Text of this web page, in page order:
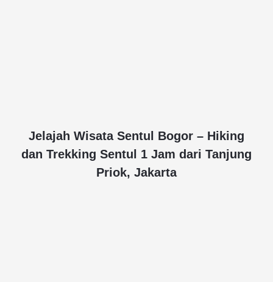
Jelajah Wisata Sentul Bogor – Hiking
dan Trekking Sentul 1 Jam dari Tanjung
Priok, Jakarta